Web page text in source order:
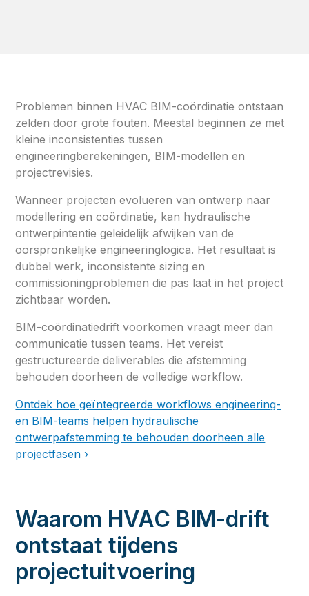
Problemen binnen HVAC BIM-coördinatie ontstaan
zelden door grote fouten. Meestal beginnen ze met
kleine inconsistenties tussen
engineeringberekeningen, BIM-modellen en
projectrevisies.
Wanneer projecten evolueren van ontwerp naar
modellering en coördinatie, kan hydraulische
ontwerpintentie geleidelijk afwijken van de
oorspronkelijke engineeringlogica. Het resultaat is
dubbel werk, inconsistente sizing en
commissioningproblemen die pas laat in het project
zichtbaar worden.
BIM-coördinatiedrift voorkomen vraagt meer dan
communicatie tussen teams. Het vereist
gestructureerde deliverables die afstemming
behouden doorheen de volledige workflow.
Ontdek hoe geïntegreerde workflows engineering-
en BIM-teams helpen hydraulische
ontwerpafstemming te behouden doorheen alle
projectfasen ›
Waarom HVAC BIM-drift
ontstaat tijdens
projectuitvoering